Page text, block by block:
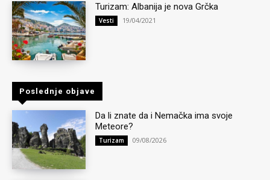
Turizam: Albanija je nova Grčka
Vesti 19/04/2021
Poslednje objave
Da li znate da i Nemačka ima svoje
Meteore?
Turizam 09/08/2026